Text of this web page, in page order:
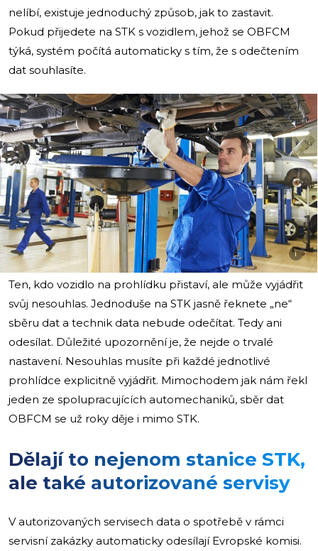
nelíbí, existuje jednoduchý způsob, jak to zastavit.
Pokud přijedete na STK s vozidlem, jehož se OBFCM
týká, systém počítá automaticky s tím, že s odečtením
dat souhlasíte.
i
Ten, kdo vozidlo na prohlídku přistaví, ale může vyjádřit
svůj nesouhlas. Jednoduše na STK jasně řeknete „ne“
sběru dat a technik data nebude odečítat. Tedy ani
odesílat. Důležité upozornění je, že nejde o trvalé
nastavení. Nesouhlas musíte při každé jednotlivé
prohlídce explicitně vyjádřit. Mimochodem jak nám řekl
jeden ze spolupracujících automechaniků, sběr dat
OBFCM se už roky děje i mimo STK.
Dělají to nejenom stanice STK,
ale také autorizované servisy
V autorizovaných servisech data o spotřebě v rámci
servisní zakázky automaticky odesílají Evropské komisi.